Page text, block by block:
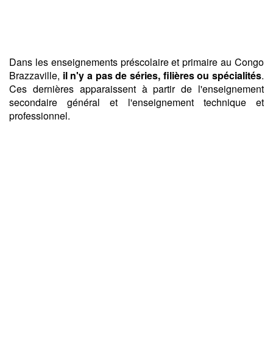
Dans les enseignements préscolaire et primaire au Congo
Brazzaville, il n'y a pas de séries, filières ou spécialités.
Ces dernières apparaissent à partir de l'enseignement
secondaire général et l'enseignement technique et
professionnel.